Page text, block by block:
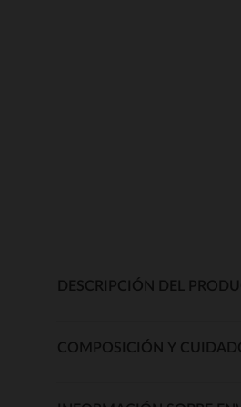
DESCRIPCIÓN DEL
COMPOSICIÓN Y